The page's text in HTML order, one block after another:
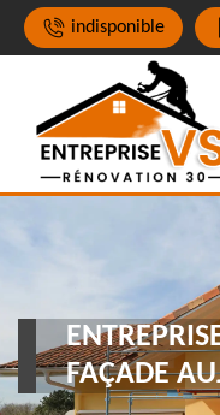
indisponible
FAÇADE